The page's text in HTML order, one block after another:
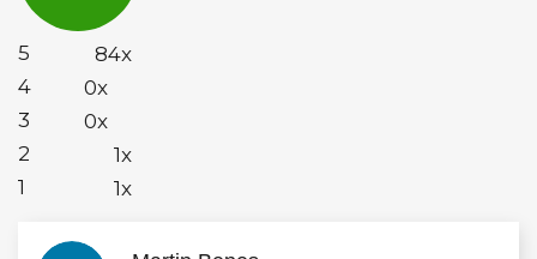
5
84x
4
0x
3
0x
2
1x
1
1x